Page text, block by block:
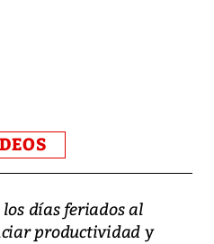
días feriados al
productividad y